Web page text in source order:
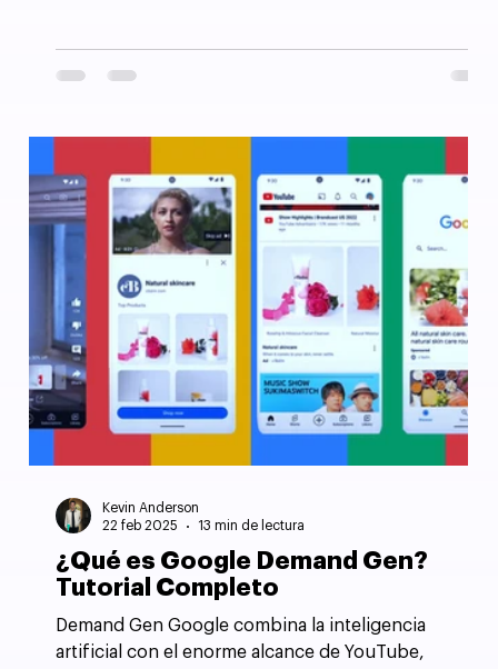
¿Qué es Google Demand Gen?
Tutorial Completo
Demand Gen Google combina la inteligencia
artificial con el enorme alcance de YouTube,
Kevin Anderson
22 feb 2025
13 min de lectura